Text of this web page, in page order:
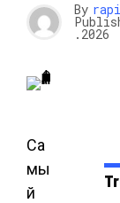
By
.2026
Са
мы
й